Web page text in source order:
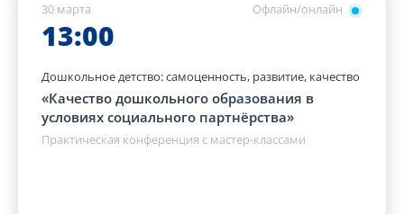
Офлайн/онлайн
30 марта
13:00
Дошкольное детство: самоценность, развитие, качество
«Качество дошкольного образования в
условиях социального партнёрства»
Практическая конференция с мастер-классами